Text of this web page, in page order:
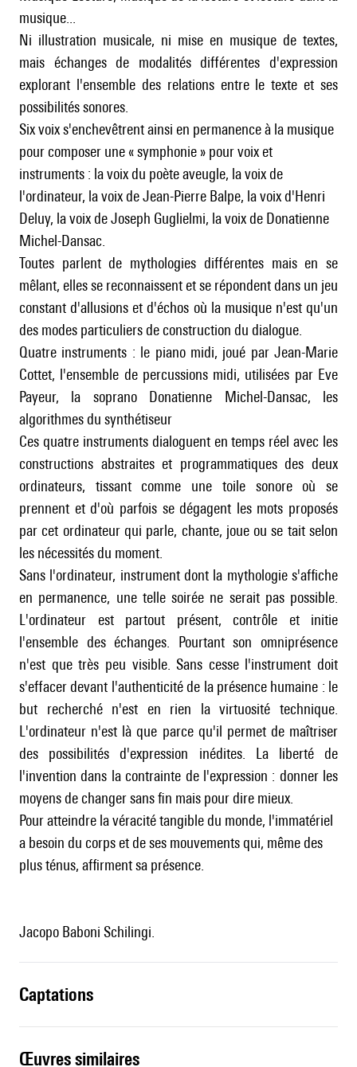
musique...
Ni illustration musicale, ni mise en musique de textes,
mais échanges de modalités différentes d'expression
explorant l'ensemble des relations entre le texte et ses
possibilités sonores.
Six voix s'enchevêtrent ainsi en permanence à la musique
pour composer une « symphonie » pour voix et
instruments : la voix du poète aveugle, la voix de
l'ordinateur, la voix de Jean-Pierre Balpe, la voix d'Henri
Deluy, la voix de Joseph Guglielmi, la voix de Donatienne
Michel-Dansac.
Toutes parlent de mythologies différentes mais en se
mêlant, elles se reconnaissent et se répondent dans un jeu
constant d'allusions et d'échos où la musique n'est qu'un
des modes particuliers de construction du dialogue.
Quatre instruments : le piano midi, joué par Jean-Marie
Cottet, l'ensemble de percussions midi, utilisées par Eve
Payeur, la soprano Donatienne Michel-Dansac, les
algorithmes du synthétiseur
Ces quatre instruments dialoguent en temps réel avec les
constructions abstraites et programmatiques des deux
ordinateurs, tissant comme une toile sonore où se
prennent et d'où parfois se dégagent les mots proposés
par cet ordinateur qui parle, chante, joue ou se tait selon
les nécessités du moment.
Sans l'ordinateur, instrument dont la mythologie s'affiche
en permanence, une telle soirée ne serait pas possible.
L'ordinateur est partout présent, contrôle et initie
l'ensemble des échanges. Pourtant son omniprésence
n'est que très peu visible. Sans cesse l'instrument doit
s'effacer devant l'authenticité de la présence humaine : le
but recherché n'est en rien la virtuosité technique.
L'ordinateur n'est là que parce qu'il permet de maîtriser
des possibilités d'expression inédites. La liberté de
l'invention dans la contrainte de l'expression : donner les
moyens de changer sans fin mais pour dire mieux.
Pour atteindre la véracité tangible du monde, l'immatériel
a besoin du corps et de ses mouvements qui, même des
plus ténus, affirment sa présence.
Jacopo Baboni Schilingi.
captations
œuvres similaires